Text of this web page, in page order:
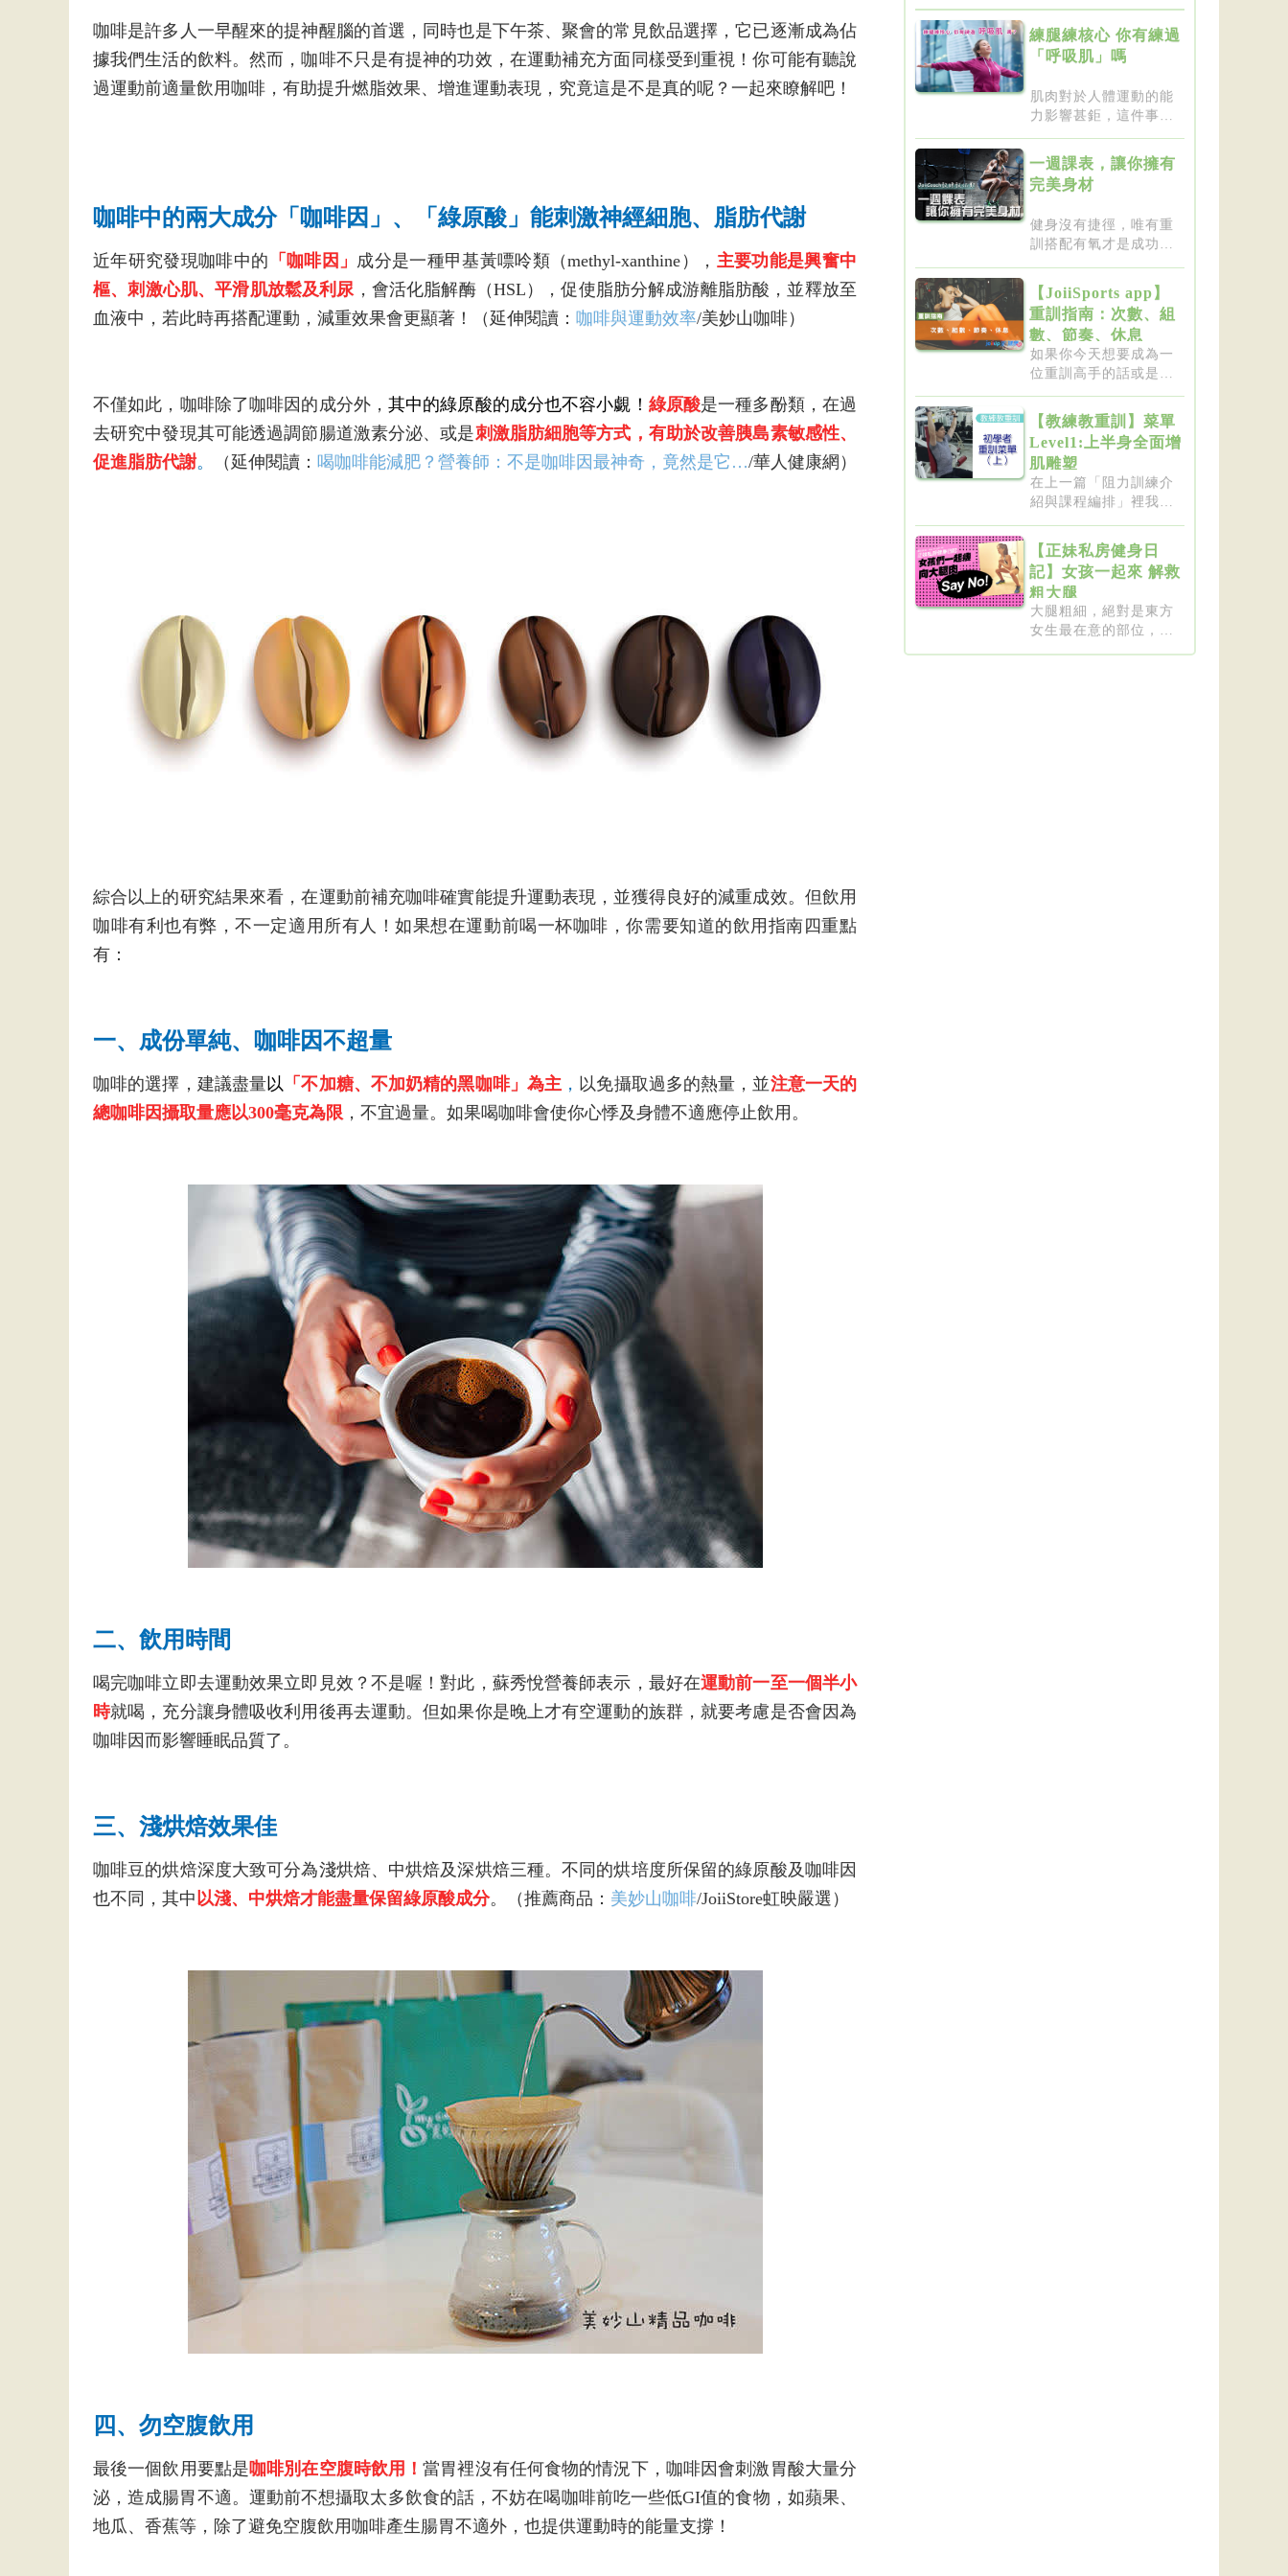
咖啡是許多人一早醒來的提神醒腦的首選，同時也是下午茶、聚會的常見飲品選擇，它已逐漸成為佔
據我們生活的飲料。然而，咖啡不只是有提神的功效，在運動補充方面同樣受到重視！你可能有聽說
過運動前適量飲用咖啡，有助提升燃脂效果、增進運動表現，究竟這是不是真的呢？一起來瞭解吧！
咖啡中的兩大成分「咖啡因」、「綠原酸」能刺激神經細胞、脂肪代謝
近年研究發現咖啡中的 「咖啡因」 成分是一種甲基黃嘌呤類（methyl-xanthine）， 主要功能是興奮中
樞、刺激心肌、平滑肌放鬆及利尿，會活化脂解酶（HSL），促使脂肪分解成游離脂肪酸，並釋放至
血液中，若此時再搭配運動，減重效果會更顯著！（延伸閱讀： 咖啡與運動效率/美妙山咖啡）
不僅如此，咖啡除了咖啡因的成分外， 其中的綠原酸的成分也不容小覷！ 綠原酸是一種多酚類，在過
去研究中發現其可能透過調節腸道激素分泌、或是刺激脂肪細胞等方式，有助於改善胰島素敏感性、
促進脂肪代謝。 （延伸閱讀： 喝咖啡能減肥？營養師：不是咖啡因最神奇，竟然是它…/華人健康網）
綜合以上的研究結果來看，在運動前補充咖啡確實能提升運動表現，並獲得良好的減重成效。但飲用
咖啡有利也有弊，不一定適用所有人！如果想在運動前喝一杯咖啡，你需要知道的飲用指南四重點
有：
一、成份單純、咖啡因不超量
咖啡的選擇，建議盡量以 「不加糖、不加奶精的黑咖啡」為主 ， 以免攝取過多的熱量，並注意一天的
總咖啡因攝取量應以300毫克為限 ，不宜過量。如果喝咖啡會使你心悸及身體不適應停止飲用。
二、飲用時間
喝完咖啡立即去運動效果立即見效？不是喔！對此，蘇秀悅營養師表示，最好在運動前一至一個半小
時就喝，充分讓身體吸收利用後再去運動。但如果你是晚上才有空運動的族群，就要考慮是否會因為
咖啡因而影響睡眠品質了。
三、淺烘焙效果佳
咖啡豆的烘焙深度大致可分為淺烘焙、中烘焙及深烘焙三種。不同的烘培度所保留的綠原酸及咖啡因
也不同，其中 以淺、中烘焙才能盡量保留綠原酸成分。（推薦商品： 美妙山咖啡/JoiiStore虹映嚴選）
四、勿空腹飲用
最後一個飲用要點是咖啡別在空腹時飲用！當胃裡沒有任何食物的情況下，咖啡因會刺激胃酸大量分
泌，造成腸胃不適。運動前不想攝取太多飲食的話，不妨在喝咖啡前吃一些低GI值的食物，如蘋果、
地瓜、香蕉等，除了避免空腹飲用咖啡產生腸胃不適外，也提供運動時的能量支撐！
練腿練核心 你有練過
「呼吸肌」嗎
肌肉對於人體運動的能
力影響甚鉅，這件事一
一週課表，讓你擁有
完美身材
健身沒有捷徑，唯有重
訓搭配有氧才是成功的
【JoiiSports app】
重訓指南：次數、組
數、節奏、休息
如果你今天想要成為一
位重訓高手的話或是想
【教練教重訓】菜單
Level1:上半身全面增
肌雕塑
在上一篇「阻力訓練介
紹與課程編排」裡我們
【正妹私房健身日
記】女孩一起來 解救
粗大腿
大腿粗細，絕對是東方
女生最在意的部位，彷